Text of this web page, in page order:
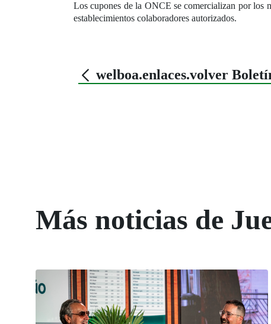
Los cupones de la ONCE se comercializan por los
establecimientos colaboradores autorizados.
welboa.enlaces.volver
Más noticias de